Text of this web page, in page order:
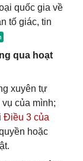
quốc gia về
tố giác, tin
qua hoạt
xuyên tự
của mình;
Điều 3 của
hoặc